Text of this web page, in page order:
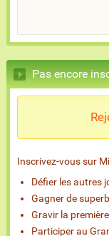
Pas encore
Inscrivez-vous sur
Défier les autres
Gagner de
Gravir la
Participer au